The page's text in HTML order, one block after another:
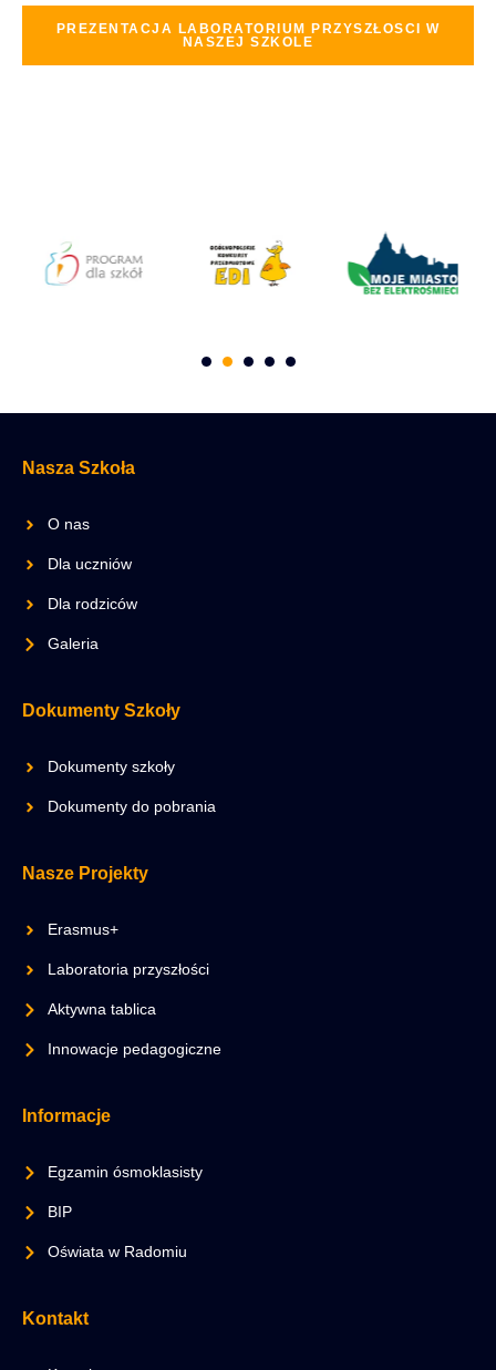
PREZENTACJA LABORATORIUM PRZYSZŁOSCI W
NASZEJ SZKOLE
Nasza Szkoła
O nas
Dla uczniów
Dla rodziców
Galeria
Dokumenty Szkoły
Dokumenty szkoły
Dokumenty do pobrania
Nasze Projekty
Erasmus+
Laboratoria przyszłości
Aktywna tablica
Innowacje pedagogiczne
Informacje
Egzamin ósmoklasisty
BIP
Oświata w Radomiu
Kontakt